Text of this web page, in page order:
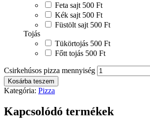
Feta sajt 500 Ft
Kék sajt 500 Ft
Füstölt sajt 500 Ft
Tojás
Tükörtojás 500 Ft
Főtt tojás 500 Ft
Csirkehúsos pizza mennyiség
Kosárba teszem
Kategória: Pizza
Kapcsolódó termékek